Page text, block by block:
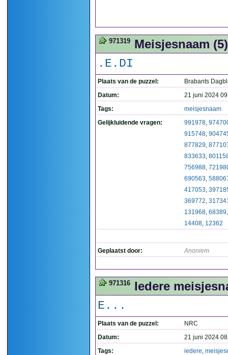
971319 Meisjesnaam (5)
.E.DI
Plaats van de puzzel:
Brabants
Datum:
21 juni 2024
Tags:
meisjesnaam
Gelijkluidende vragen:
991978,
915748,
877829,
833633,
756988,
690563,
417053,
369772,
131968, 68389
14408, 12362
Geplaatst door: Anoniem
971316 Iedere
E...
Plaats van de puzzel:
NRC
Datum:
21 juni 2024
Tags:
iedere,